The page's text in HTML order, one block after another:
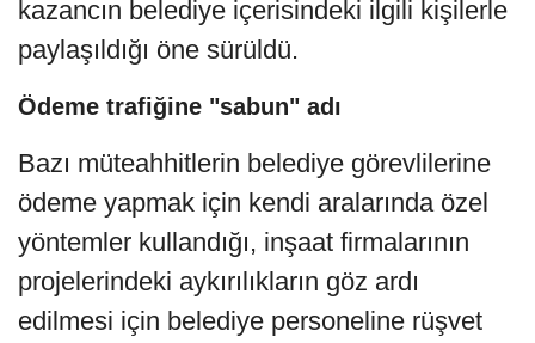
kazancın belediye içerisindeki ilgili kişilerle
paylaşıldığı öne sürüldü.
Ödeme trafiğine "sabun" adı
Bazı müteahhitlerin belediye görevlilerine
ödeme yapmak için kendi aralarında özel
yöntemler kullandığı, inşaat firmalarının
projelerindeki aykırılıkların göz ardı
edilmesi için belediye personeline rüşvet